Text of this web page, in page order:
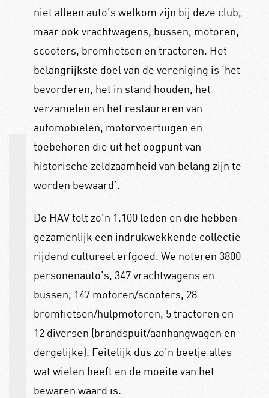
niet alleen auto’s welkom zijn bij deze club,
maar ook vrachtwagens, bussen, motoren,
scooters, bromfietsen en tractoren. Het
belangrijkste doel van de vereniging is ‘het
bevorderen, het in stand houden, het
verzamelen en het restaureren van
automobielen, motorvoertuigen en
toebehoren die uit het oogpunt van
historische zeldzaamheid van belang zijn te
worden bewaard’.
De HAV telt zo’n 1.100 leden en die hebben
gezamenlijk een indrukwekkende collectie
rijdend cultureel erfgoed. We noteren 3800
personenauto’s, 347 vrachtwagens en
bussen, 147 motoren/scooters, 28
bromfietsen/hulpmotoren, 5 tractoren en
12 diversen (brandspuit/aanhangwagen en
dergelijke). Feitelijk dus zo’n beetje alles
wat wielen heeft en de moeite van het
bewaren waard is.